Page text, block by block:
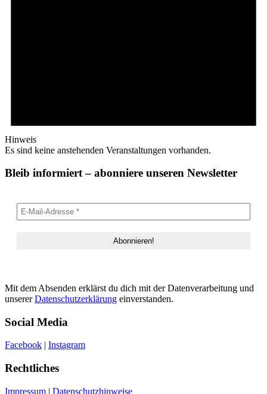
Hinweis
Es sind keine anstehenden Veranstaltungen vorhanden.
Bleib informiert – abonniere unseren Newsletter
Mit dem Absenden erklärst du dich mit der Datenverarbeitung und
unsererDatenschutzerklärung einverstanden.
Social Media
Facebook | Instagram
Rechtliches
Impressum | Datenschutzhinweise